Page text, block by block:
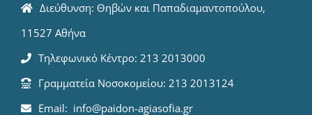
Διεύθυνση: Θηβών και Παπαδιαμαντοπούλου,
11527 Αθήνα
Τηλεφωνικό Κέντρο: 213 2013000
Γραμματεία Νοσοκομείου: 213 2013124
Email: info@paidon-agiasofia.gr